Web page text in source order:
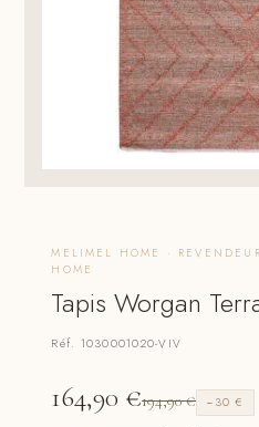
MELIMEL HOME ·
HOME
Tapis Worgan
Réf. 1030001020-VIV
164,90 €194,90€ −30 €